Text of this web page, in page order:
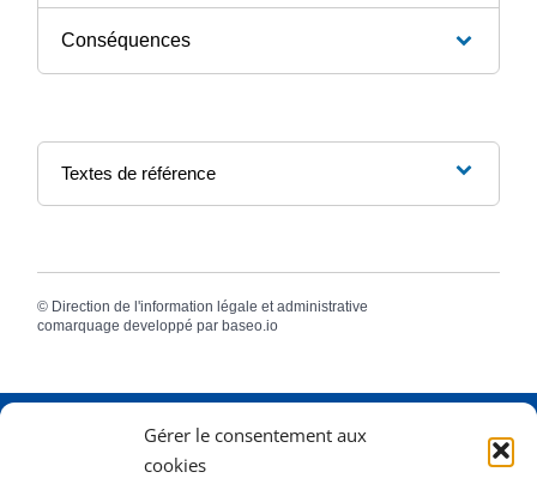
Gérer le consentement aux
cookies
Conséquences
Textes de référence
© Direction de l'information légale et administrative
comarquage developpé par baseo.io
2 Rue Dame Pernette